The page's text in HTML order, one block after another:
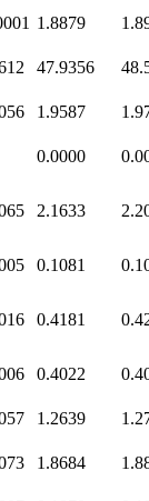
1.8879
47.9356
1.9587
0.0000
2.1633
0.1081
0.4181
0.4022
1.2639
1.8684